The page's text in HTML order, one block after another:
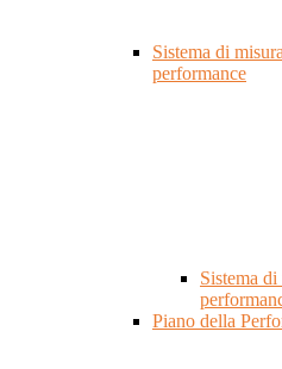
Sistema di
performance
Sistema
Piano della